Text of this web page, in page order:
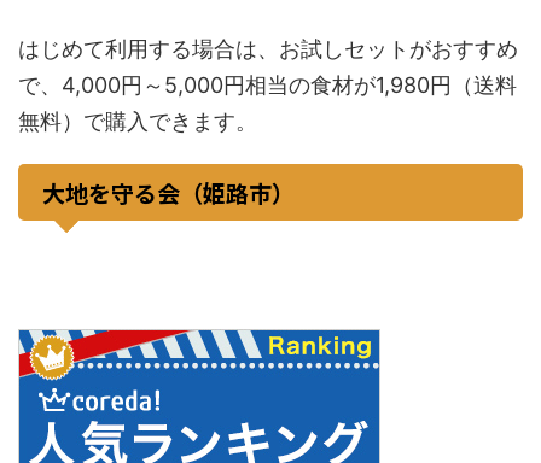
はじめて利用する場合は、お試しセットがおすすめ
で、4,000円～5,000円相当の食材が1,980円（送料
無料）で購入できます。
大地を守る会（姫路市）